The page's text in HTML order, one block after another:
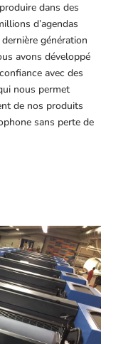
dans des
d’agendas
génération
avons développé
avec des
nous permet
de nos produits
sans perte de